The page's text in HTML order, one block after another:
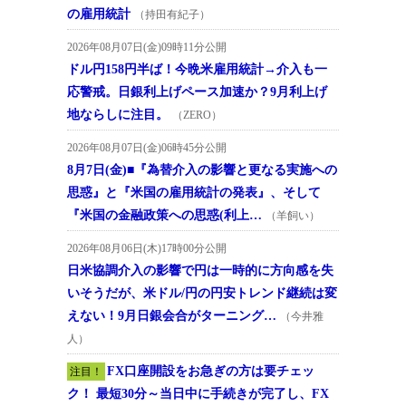
の雇用統計
（持田有紀子）
2026年08月07日(金)09時11分公開
ドル円158円半ば！今晩米雇用統計→介入も一
応警戒。日銀利上げペース加速か？9月利上げ
地ならしに注目。
（ZERO）
2026年08月07日(金)06時45分公開
8月7日(金)■『為替介入の影響と更なる実施への
思惑』と『米国の雇用統計の発表』、そして
『米国の金融政策への思惑(利上…
（羊飼い）
2026年08月06日(木)17時00分公開
日米協調介入の影響で円は一時的に方向感を失
いそうだが、米ドル/円の円安トレンド継続は変
えない！9月日銀会合がターニング…
（今井雅
人）
注目！
FX口座開設をお急ぎの方は要チェッ
ク！ 最短30分～当日中に手続きが完了し、FX